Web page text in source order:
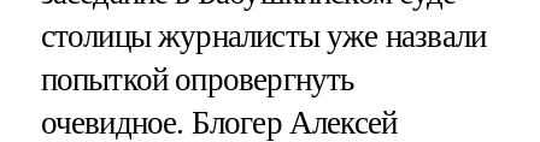
столицы журналисты уже назвали
попыткой опровергнуть
очевидное. Блогер Алексей